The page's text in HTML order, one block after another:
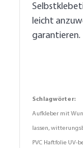
leicht
garantieren.
Schlagwörter:
Aufkleber mit
lassen,
PVC Haftfolie UV-